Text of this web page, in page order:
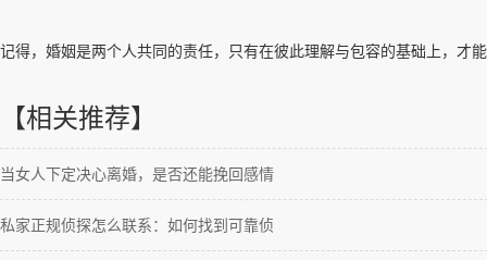
记得，婚姻是两个人共同的责任，只有在彼此理解与包容的基础上，才
【相关推荐】
当女人下定决心离婚，是否还能挽回感情
私家正规侦探怎么联系：如何找到可靠侦